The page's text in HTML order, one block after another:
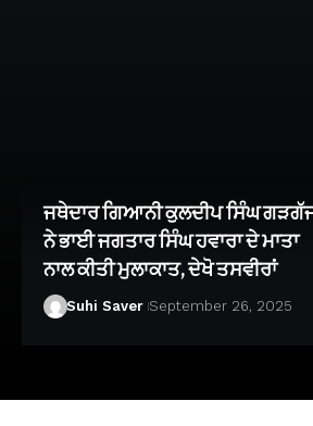
ਜਥੇਦਾਰ ਗਿਆਨੀ ਕੁਲਦੀਪ ਸਿੰਘ
ਨੇ ਭਾਈ ਜਗਤਾਰ ਸਿੰਘ ਹਵਾਰਾ ਦੇ ਮਾਤਾ
ਨਾਲ ਕੀਤੀ ਮੁਲਾਕਾਤ, ਦੇਖੋ ਤਸਵੀਰਾਂ
Suhi Saver September 26, 2025